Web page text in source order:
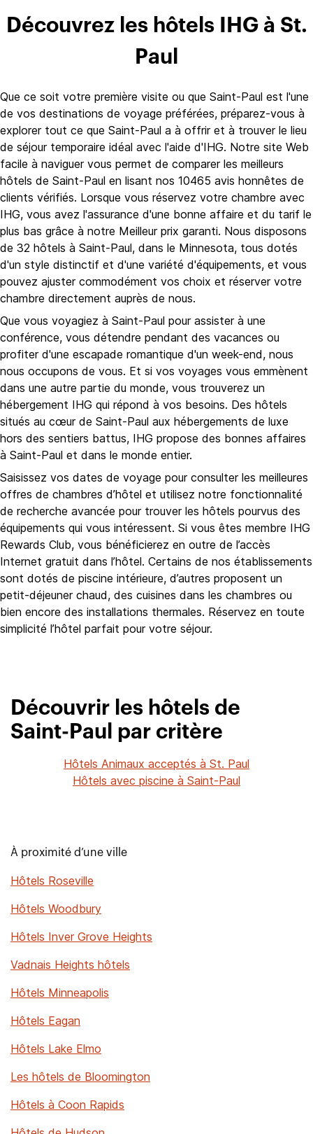
Découvrez les hôtels IHG à St.
Paul
Que ce soit votre première visite ou que Saint-Paul est l'une
de vos destinations de voyage préférées, préparez-vous à
explorer tout ce que Saint-Paul a à offrir et à trouver le lieu
de séjour temporaire idéal avec l'aide d'IHG. Notre site Web
facile à naviguer vous permet de comparer les meilleurs
hôtels de Saint-Paul en lisant nos 10465 avis honnêtes de
clients vérifiés. Lorsque vous réservez votre chambre avec
IHG, vous avez l'assurance d'une bonne affaire et du tarif le
plus bas grâce à notre Meilleur prix garanti. Nous disposons
de 32 hôtels à Saint-Paul, dans le Minnesota, tous dotés
d'un style distinctif et d'une variété d'équipements, et vous
pouvez ajuster commodément vos choix et réserver votre
chambre directement auprès de nous.
Que vous voyagiez à Saint-Paul pour assister à une
conférence, vous détendre pendant des vacances ou
profiter d'une escapade romantique d'un week-end, nous
nous occupons de vous. Et si vos voyages vous emmènent
dans une autre partie du monde, vous trouverez un
hébergement IHG qui répond à vos besoins. Des hôtels
situés au cœur de Saint-Paul aux hébergements de luxe
hors des sentiers battus, IHG propose des bonnes affaires
à Saint-Paul et dans le monde entier.
Saisissez vos dates de voyage pour consulter les meilleures
offres de chambres d’hôtel et utilisez notre fonctionnalité
de recherche avancée pour trouver les hôtels pourvus des
équipements qui vous intéressent. Si vous êtes membre IHG
Rewards Club, vous bénéficierez en outre de l’accès
Internet gratuit dans l’hôtel. Certains de nos établissements
sont dotés de piscine intérieure, d’autres proposent un
petit-déjeuner chaud, des cuisines dans les chambres ou
bien encore des installations thermales. Réservez en toute
simplicité l’hôtel parfait pour votre séjour.
Découvrir les hôtels de
Saint-Paul par critère
Hôtels Animaux acceptés à St. Paul
Hôtels avec piscine à Saint-Paul
À proximité d’une ville
Hôtels Roseville
Hôtels Woodbury
Hôtels Inver Grove Heights
Vadnais Heights hôtels
Hôtels Minneapolis
Hôtels Eagan
Hôtels Lake Elmo
Les hôtels de Bloomington
Hôtels à Coon Rapids